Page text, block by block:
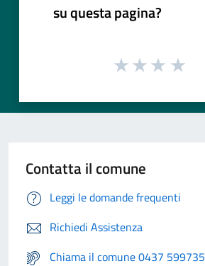
su questa pagina?
Contatta il comune
Leggi le domande frequenti
Richiedi Assistenza
Chiama il comune 0437 599735